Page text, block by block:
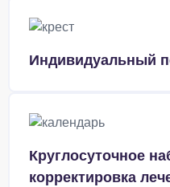
Индивидуальный
Круглосуточное
корректировка